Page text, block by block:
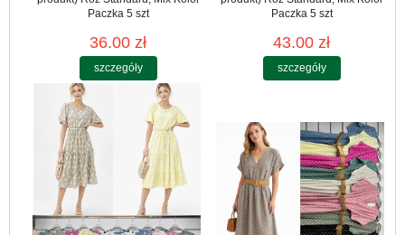
Paczka 5 szt
36.00 zł
szczegóły
Paczka 5 szt
43.00 zł
szczegóły